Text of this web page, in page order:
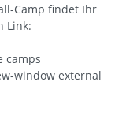
Camp findet Ihr
Link:
camps
window external